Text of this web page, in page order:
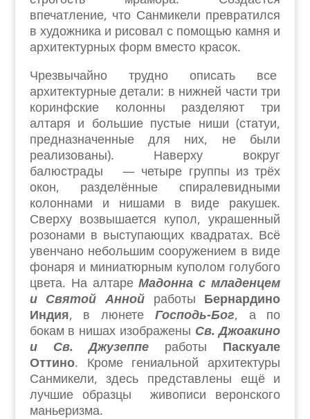
впечатление, что Санмикели превратился
в художника и рисовал с помощью камня и
архитектурных форм вместо красок.
Чрезвычайно трудно описать все
архитектурные детали: в нижней части три
коринфские колонны разделяют три
алтаря и большие пустые ниши (статуи,
предназначенные для них, не были
реализованы). Наверху вокруг
балюстрады — четыре группы из трёх
окон, разделённые спиралевидными
колоннами и нишами в виде ракушек.
Сверху возвышается купол, украшенный
розонами в выступающих квадратах. Всё
увенчано небольшим сооружением в виде
фонаря и миниатюрным куполом голубого
цвета. На алтареМадонна с младенцем
и Святой Анной работы Бернардино
Индия, в люнете Господь-Бог, а по
бокам в нишах изображены Св. Джоакино
и Св. Джузеппе работы Паскуале
Оттино. Кроме гениальной архитектуры
Санмикели, здесь представлены ещё и
лучшие образцы живописи веронского
маньеризма.